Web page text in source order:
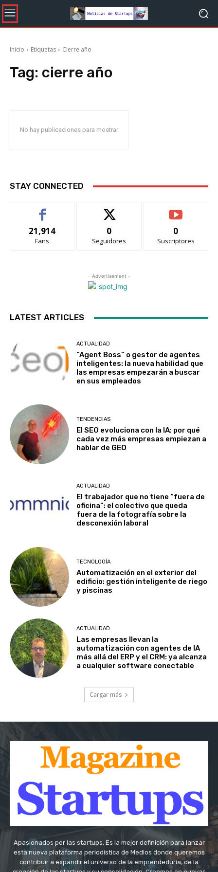
Inicio Etiquetas Cierre año
Tag: cierre año
No hay publicaciones para mostrar
STAY CONNECTED
21,914
Fans
0
Seguidores
0
Suscriptores
- Advertisement -
LATEST ARTICLES
ACTUALIDAD
“Agent Boss” o gestor de agentes
inteligentes: la nueva habilidad que
las empresas empezarán a buscar
en sus empleados
TENDENCIAS
El SEO evoluciona con la IA: por qué
cada vez más empresas empiezan a
hablar de GEO
ACTUALIDAD
El trabajador que no tiene “fuera de
oficina”: el colectivo que queda
fuera de la fotografía sobre la
desconexión laboral
TECNOLOGÍA
Automatización en el exterior del
edificio: gestión inteligente de riego
y piscinas
ACTUALIDAD
Las empresas llevan la
automatización con agentes de IA
más allá del ERP y el CRM: ya alcanza
a cualquier software conectable
Cargar más
Apasionados por las startups. Es la mejor definición para lanzar
esta nueva plataforma periodística de Medios donde queremos
contribuir a expandir el universo de la emprendeduría, de la